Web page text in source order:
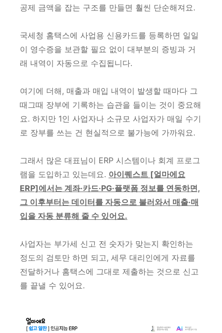
공제 금액을 잡는 구조를 만들면 훨씬 단순해져요.
국세청 홈택스에 사업용 신용카드를 등록하면 일일
이 영수증을 보관할 필요 없이 대부분의 증빙과 거
래 내역이 자동으로 수집됩니다.
여기에 더해, 매출과 매입 내역이 발생할 때마다 그
때그때 장부에 기록하는 습관을 들이는 것이 중요해
요. 하지만 1인 사업자나 소규모 사업자가 매일 수기
로 장부를 쓰는 건 현실적으로 불가능에 가까워요.
그래서 많은 대표님이 ERP 시스템이나 회계 프로그
램을 도입하고 있는데요. 아이퀘스트 [얼마에요
ERP]에서는 계좌·카드·PG·플랫폼 정보를 연동하면,
그 이후부터는 데이터를 자동으로 불러와서 매출·매
입을 자동 분류해 줄 수 있어요.
사업자는 부가세 신고 전 숫자가 맞는지 확인하는
정도의 검토만 하면 되고, 세무 대리인에게 자료를
전달하거나 홈택스에 그대로 제출하는 것으로 신고
를 끝낼 수 있어요.